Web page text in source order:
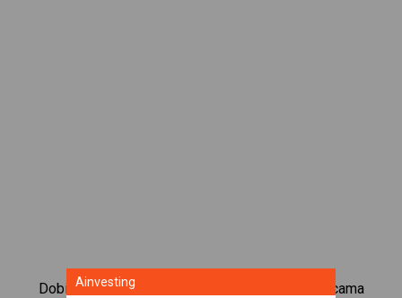
Dobijte trenutni pristup najpopularnijim obveznicama
Ainvesting